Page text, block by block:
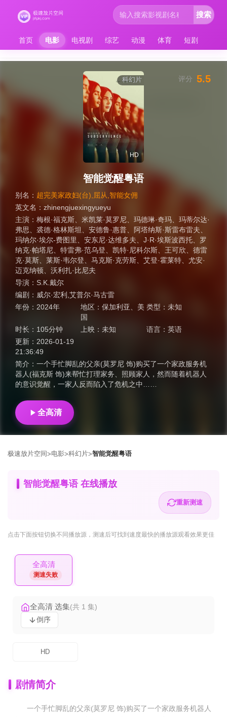
首页 电影 电视剧 综艺 动漫 体育 短剧
搜索
科幻片
HD
智能觉醒粤语
别名： 超完美家政妇(台),屈从,智能女佣
英文名： zhinengjuexingyueyu
主演： 梅根·福克斯 米凯莱·莫罗尼 玛德琳·奇玛
玛蒂尔达·
弗思
裘德·格林斯坦 安德鲁·惠普 阿塔纳斯·斯雷布雷夫
玛纳尔·埃尔-费图里
安东尼·达维多夫 J·R·埃斯波西托
罗
纳克·帕塔尼
特雷弗·范乌登 凯特·尼科尔斯 王可欣
德雷
克·莫斯
莱斯·韦尔登 马克斯·克劳斯 艾登·霍莱特
尤安·
迈克纳顿
沃利扎·比尼夫
导演： S.K.戴尔
编剧： 威尔·宏利,艾普尔·马古雷
年份： 2024年 地区：保加利亚
美
国
类型： 未知
时长： 105分钟 上映：未知 语言： 英语
更新： 2026-01-19
21:36:49
简介： 一个手忙脚乱的父亲(莫罗尼 饰)购买了一个家政服务机
器人(福克斯 饰)来帮忙打理家务、照顾家人，然而随着机器人
的意识觉醒，一家人反而陷入了危机之中……
评分 5.5
全高清
极速放片空间>电影>科幻片>智能觉醒粤语
智能觉醒粤语 在线播放
重新测速
点击下面按钮切换不同播放源 ，测速后可找到速度最快的播放源观看效果更佳
全高清
测速失败
全高清 选集(共 1 集)
倒序
HD
剧情简介
一个手忙脚乱的父亲(莫罗尼 饰)购买了一个家政服务机器人